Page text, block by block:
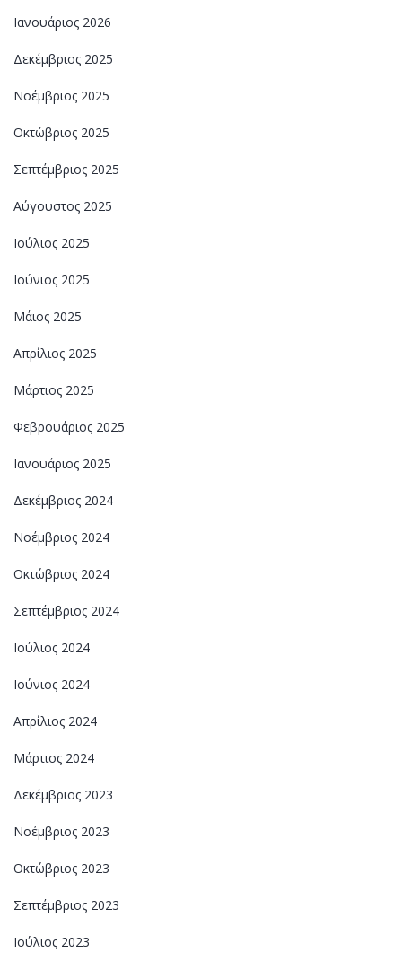
Ιανουάριος 2026
Δεκέμβριος 2025
Νοέμβριος 2025
Οκτώβριος 2025
Σεπτέμβριος 2025
Αύγουστος 2025
Ιούλιος 2025
Ιούνιος 2025
Μάιος 2025
Απρίλιος 2025
Μάρτιος 2025
Φεβρουάριος 2025
Ιανουάριος 2025
Δεκέμβριος 2024
Νοέμβριος 2024
Οκτώβριος 2024
Σεπτέμβριος 2024
Ιούλιος 2024
Ιούνιος 2024
Απρίλιος 2024
Μάρτιος 2024
Δεκέμβριος 2023
Νοέμβριος 2023
Οκτώβριος 2023
Σεπτέμβριος 2023
Ιούλιος 2023